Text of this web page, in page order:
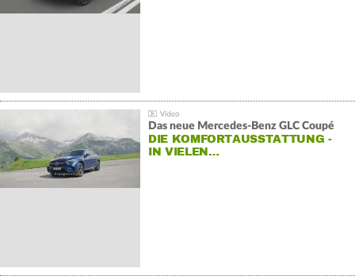
Das neue Mercedes-Benz GLC Coupé
DIE KOMFORTAUSSTATTUNG -
IN VIELEN…